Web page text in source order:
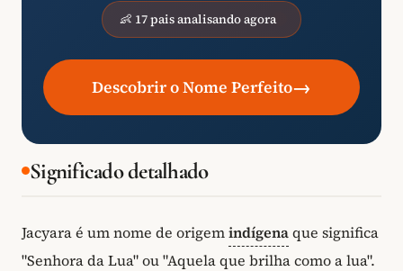
👶 17 pais analisando agora
Descobrir o Nome Perfeito→
Significado detalhado
Jacyara é um nome de origemindígenaque significa
"Senhora da Lua" ou "Aquela que brilha como a lua".